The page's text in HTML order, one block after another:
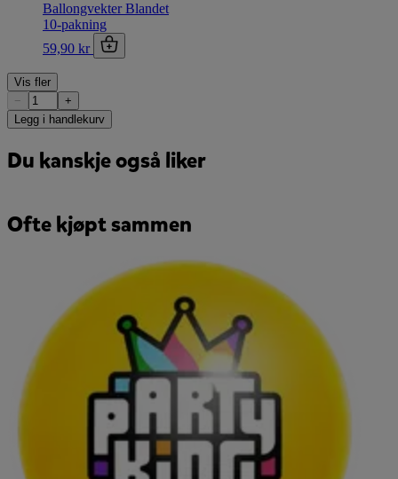
Ballongvekter Blandet
10-pakning
59,90 kr
Vis fler
−
+
Legg i handlekurv
Du kanskje også liker
Ofte kjøpt sammen